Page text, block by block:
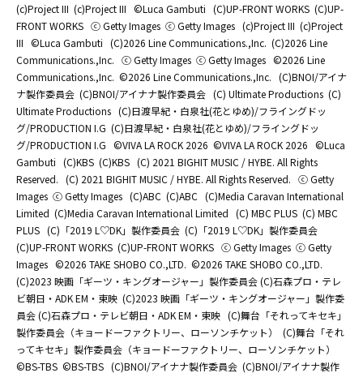
(c)Project III (c)Project III ©Luca Gambuti (C)UP-FRONT WORKS (C)UP-
FRONT WORKS ⓒ Getty Images ⓒ Getty Images (c)Project III (c)Project
III ©Luca Gambuti (C)2026 Line Communications.,Inc. (C)2026 Line
Communications.,Inc. ⓒ Getty Images ⓒ Getty Images ©2026 Line
Communications.,Inc. ©2026 Line Communications.,Inc. (C)BNOI/アイナ
ナ製作委員会 (C)BNOI/アイナナ製作委員会 (C) Ultimate Productions (C)
Ultimate Productions (C)日渡早紀・白泉社(花とゆめ)/フライングドッ
グ/PRODUCTION I.G (C)日渡早紀・白泉社(花とゆめ)/フライングドッ
グ/PRODUCTION I.G ©️VIVA LA ROCK 2026 ©️VIVA LA ROCK 2026 ©Luca
Gambuti (C)KBS (C)KBS (C) 2021 BIGHIT MUSIC / HYBE. All Rights
Reserved. (C) 2021 BIGHIT MUSIC / HYBE. All Rights Reserved. ⓒ Getty
Images ⓒ Getty Images (C)ABC (C)ABC (C)Media Caravan International
Limited (C)Media Caravan International Limited (C) MBC PLUS (C) MBC
PLUS (C)「2019 L♡DK」製作委員会 (C)「2019 L♡DK」製作委員会
(C)UP-FRONT WORKS (C)UP-FRONT WORKS ⓒ Getty Images ⓒ Getty
Images ©2026 TAKE SHOBO CO.,LTD. ©2026 TAKE SHOBO CO.,LTD.
(C)2023 映画「ギーツ・キングオージャー」製作委員会 (C)石森プロ・テレ
ビ朝日・ADK EM・東映 (C)2023 映画「ギーツ・キングオージャー」製作委
員会 (C)石森プロ・テレビ朝日・ADK EM・東映 (C)舞台「それってキセキ」
製作委員会（キョードーファクトリー、ローソンチケット）
(C)舞台「それ
ってキセキ」製作委員会（キョードーファクトリー、ローソンチケット）
©BS-TBS ©BS-TBS (C)BNOI/アイナナ製作委員会 (C)BNOI/アイナナ製作